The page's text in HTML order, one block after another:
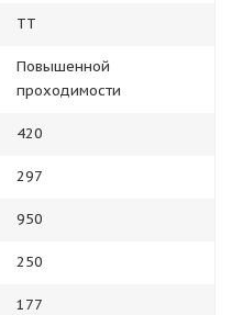
TT
Повышенной
проходимости
420
297
950
250
177